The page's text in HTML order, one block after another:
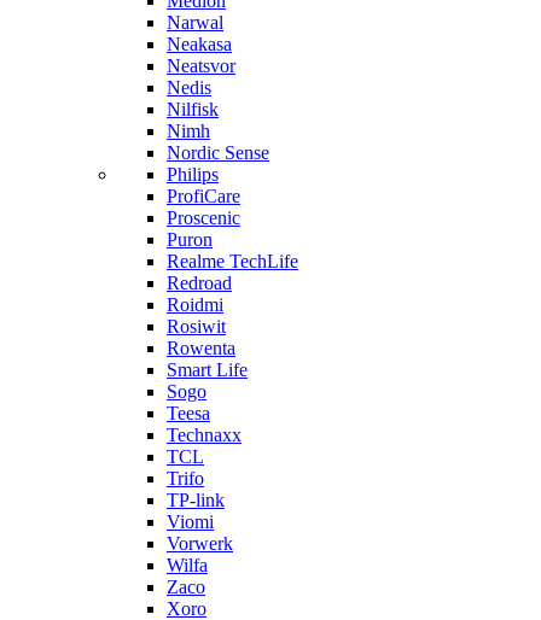
Narwal
Neakasa
Neatsvor
Nedis
Nilfisk
Nimh
Nordic Sense
Philips
ProfiCare
Proscenic
Puron
Realme TechLife
Redroad
Roidmi
Rosiwit
Rowenta
Smart Life
Sogo
Teesa
Technaxx
TCL
Trifo
TP-link
Viomi
Vorwerk
Wilfa
Zaco
Xoro